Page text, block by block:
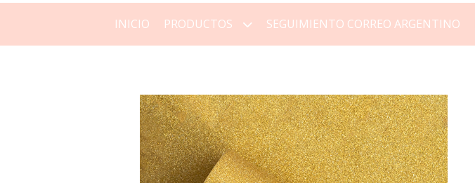
INICIO PRODUCTOS SEGUIMIENTO CORREO ARGENTINO